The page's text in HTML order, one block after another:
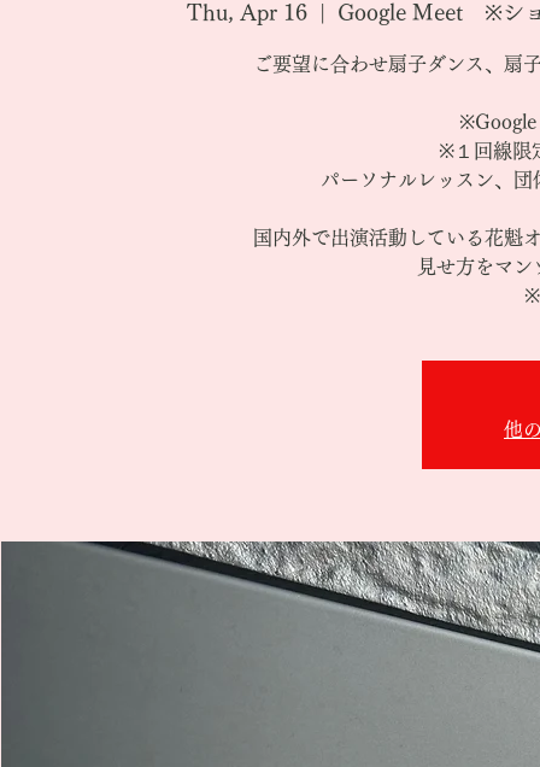
Thu, Apr 16
  |
Google Meet ※シ
ご要望に合わせ扇子ダンス、扇
※Google
※１回線限
パーソナルレッスン、
国内外で出演活動している花魁
見せ方をマ
※
他